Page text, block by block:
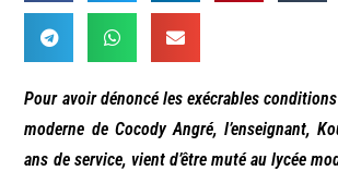
Pour avoir dénoncé les exécrables
moderne de Cocody Angré, l’enseignant,
ans de service, vient d’être muté au lycée